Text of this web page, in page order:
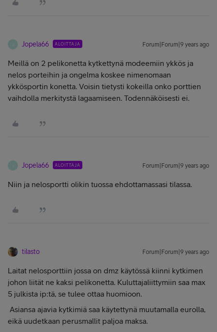
Jopela66 ALOITTAJA Forum|Forum|9 years ago
Meillä on 2 pelikonetta kytkettynä modeemiin ykkös ja
nelos porteihin ja ongelma koskee nimenomaan
ykkösportin konetta. Voisin tietysti kokeilla onko porttien
vaihdolla merkitystä lagaamiseen. Todennäköisesti ei.
Jopela66 ALOITTAJA Forum|Forum|9 years ago
Niin ja nelosportti olikin tuossa ehdottamassasi tilassa.
tilasto Forum|Forum|9 years ago
Laitat nelosporttiin jossa on dmz käytössä kiinni kytkimen
johon liität ne kaksi pelikonetta. Kuluttajaliittymiin saa max
5 julkista ip:tä, se tulee ottaa huomioon.
Asiansa ajavia kytkimiä saa käytettynä muutamalla eurolla,
eikä uudetkaan perusmallit paljoa maksa.